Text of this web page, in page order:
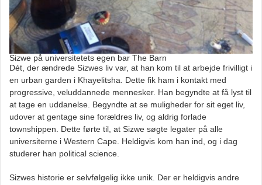
Sizwe på universitetets egen bar The Barn
Dét, der ændrede Sizwes liv var, at han kom til at arbejde frivilligt i
en urban garden i Khayelitsha. Dette fik ham i kontakt med
progressive, veluddannede mennesker. Han begyndte at få lyst til
at tage en uddanelse. Begyndte at se muligheder for sit eget liv,
udover at gentage sine forældres liv, og aldrig forlade
townshippen. Dette førte til, at Sizwe søgte legater på alle
universiterne i Western Cape. Heldigvis kom han ind, og i dag
studerer han political science.
Sizwes historie er selvfølgelig ikke unik. Der er heldigvis andre